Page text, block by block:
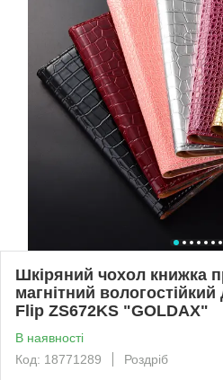
Шкіряний чохол книжка
магнітний
Flip ZS672KS "GOLDAX"
В наявності
Код: 18771289
Роздріб